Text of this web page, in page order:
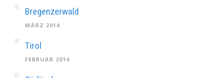
Bregenzerwald
MÄRZ 2014
Tirol
FEBRUAR 2014